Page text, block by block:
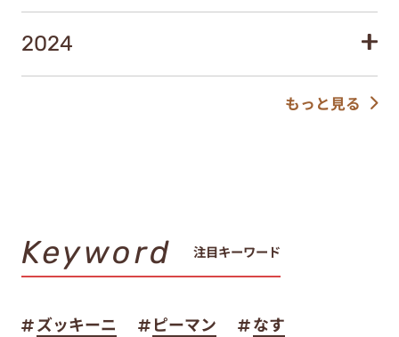
2024
もっと見る
Keyword 注目キーワード
ズッキーニ ピーマン なす